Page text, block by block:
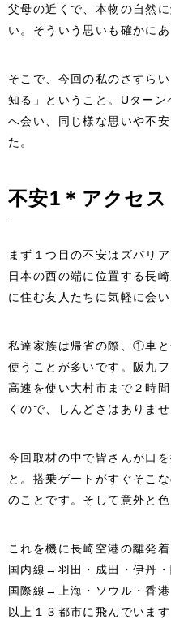
父母の近くで、本物の自然
い。そういう思いも確かに
そこで、今回の私のさすら
知る」ということ。Uター
へ会い、同じ様な思いや不
た。
不安1＊アクセス
まず１つ目の不安はズバリア
日本の西の端に位置する長
に住む友人たちに気軽に会
私達家族は帰省の際、①車
使うことが多いです。阪九
高速を使い大村市まで２時
くので、しんどさはありま
今回取材の中で皆さんが口
と。搭乗ゲートがすぐそこ
のことです。そして意外と
これを機に長崎空港の離発
国内線→羽田・成田・伊丹
国際線→上海・ソウル・香港
以上１３都市に飛んでいます